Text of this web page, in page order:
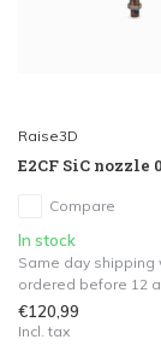
Raise3D
E2CF SiC nozzle
Compare
In stock
Same day shipping
ordered before 12
€120,99
Incl. tax